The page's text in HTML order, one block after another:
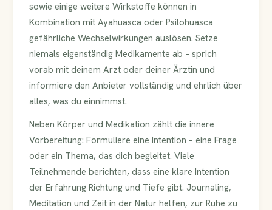
sowie einige weitere Wirkstoffe können in
Kombination mit Ayahuasca oder Psilohuasca
gefährliche Wechselwirkungen auslösen. Setze
niemals eigenständig Medikamente ab – sprich
vorab mit deinem Arzt oder deiner Ärztin und
informiere den Anbieter vollständig und ehrlich über
alles, was du einnimmst.
Neben Körper und Medikation zählt die innere
Vorbereitung: Formuliere eine Intention – eine Frage
oder ein Thema, das dich begleitet. Viele
Teilnehmende berichten, dass eine klare Intention
der Erfahrung Richtung und Tiefe gibt. Journaling,
Meditation und Zeit in der Natur helfen, zur Ruhe zu